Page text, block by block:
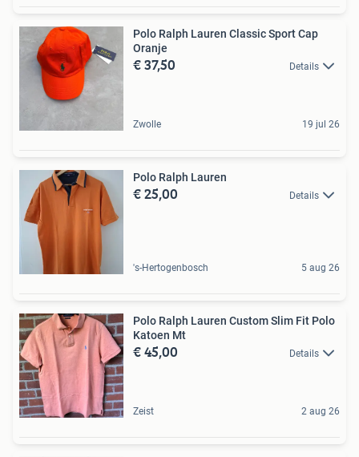
Polo Ralph Lauren Classic Sport Cap
Oranje
€ 37,50 Details
Zwolle 19 jul 26
Polo Ralph Lauren
€ 25,00 Details
's-Hertogenbosch 5 aug 26
Polo Ralph Lauren Custom Slim Fit Polo
Katoen Mt
€ 45,00 Details
Zeist 2 aug 26